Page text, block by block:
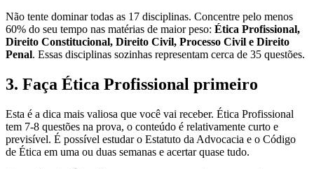
Não tente dominar todas as 17 disciplinas. Concentre pelo menos
60% do seu tempo nas matérias de maior peso: Ética Profissional,
Direito Constitucional, Direito Civil, Processo Civil e Direito
Penal. Essas disciplinas sozinhas representam cerca de 35 questões.
3. Faça Ética Profissional primeiro
Esta é a dica mais valiosa que você vai receber. Ética Profissional
tem 7-8 questões na prova, o conteúdo é relativamente curto e
previsível. É possível estudar o Estatuto da Advocacia e o Código
de Ética em uma ou duas semanas e acertar quase tudo.